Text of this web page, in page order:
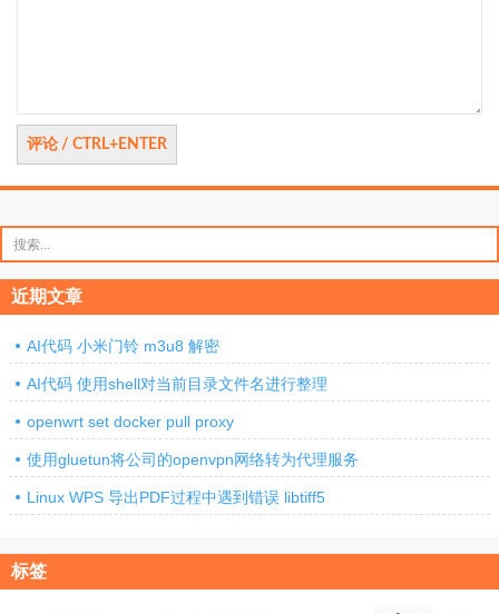
索：
近期文章
AI代码 小米门铃 m3u8 解密
AI代码 使用shell对当前目录文件名进行整理
openwrt set docker pull proxy
使用gluetun将公司的openvpn网络转为代理服务
Linux WPS 导出PDF过程中遇到错误 libtiff5
标签